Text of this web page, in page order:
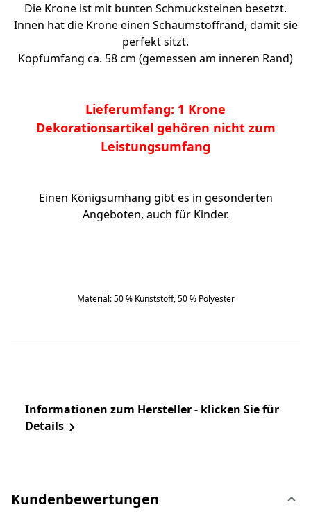
Die Krone ist mit bunten Schmucksteinen besetzt.
Innen hat die Krone einen Schaumstoffrand, damit sie
perfekt sitzt.
Kopfumfang ca. 58 cm (gemessen am inneren Rand)
Lieferumfang: 1 Krone
Dekorationsartikel gehören nicht zum
Leistungsumfang
Einen Königsumhang gibt es in gesonderten
Angeboten, auch für Kinder.
Material: 50 % Kunststoff, 50 % Polyester
Informationen zum Hersteller - klicken Sie für
Details
Kundenbewertungen